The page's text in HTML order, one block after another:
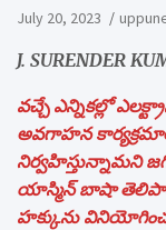
July 20, 2023
J. SURENDER
వచ్చే ఎన్నికల్లో
అవగాహన
నిర్వహిస్తున్నామని
యాస్మిన్ బాషా
హక్కును